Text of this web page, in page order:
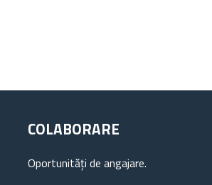
COLABORARE
Oportunități de angajare.